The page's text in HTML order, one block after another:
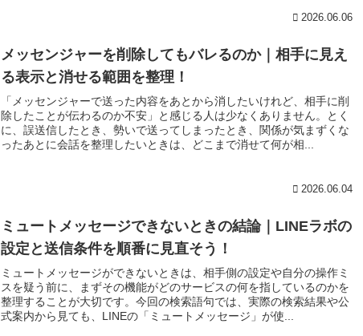
2026.06.06
メッセンジャーを削除してもバレるのか｜相手に見え
る表示と消せる範囲を整理！
「メッセンジャーで送った内容をあとから消したいけれど、相手に削
除したことが伝わるのか不安」と感じる人は少なくありません。とく
に、誤送信したとき、勢いで送ってしまったとき、関係が気まずくな
ったあとに会話を整理したいときは、どこまで消せて何が相...
2026.06.04
ミュートメッセージできないときの結論｜LINEラボの
設定と送信条件を順番に見直そう！
ミュートメッセージができないときは、相手側の設定や自分の操作ミ
スを疑う前に、まずその機能がどのサービスの何を指しているのかを
整理することが大切です。今回の検索語句では、実際の検索結果や公
式案内から見ても、LINEの「ミュートメッセージ」が使...